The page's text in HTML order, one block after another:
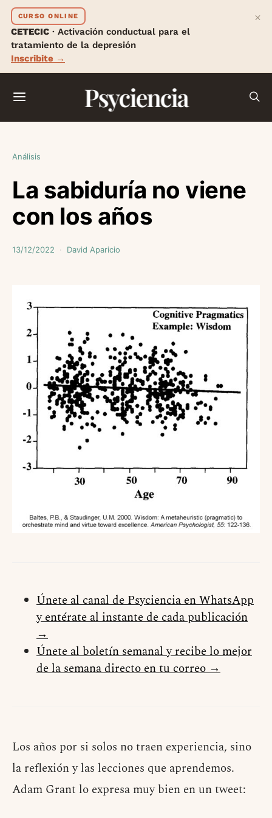
CURSO ONLINE
CETECIC · Activación conductual para el
tratamiento de la depresión
Inscribite →
×
Psyciencia
Análisis
La sabiduría no viene
con los años
13/12/2022 David Aparicio
Únete al canal de Psyciencia en WhatsApp
y entérate al instante de cada publicación
→
Únete al boletín semanal y recibe lo mejor
de la semana directo en tu correo →
Los años por si solos no traen experiencia, sino
la reflexión y las lecciones que aprendemos.
Adam Grant lo expresa muy bien en un tweet: